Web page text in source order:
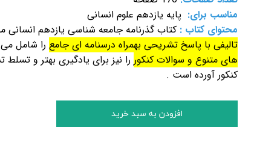
مناسب برای: پایه یازدهم علوم انسانی
محتوای کتاب : کتاب گذرنامه جامعه شناسی یازدهم انسانی
تالیفی با پاسخ تشریحی بهمراه درسنامه ای جامع را شامل
های متنوع و سوالات کنکور را نیز برای یادگیری بهتر و
کنکور آورده است .
افزودن به سبد خرید